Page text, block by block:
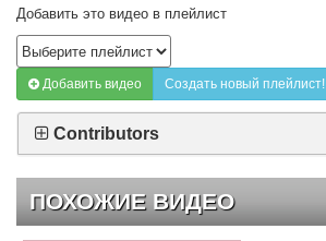
Добавить это видео в плейлист
Добавить видео Создать новый плейлист!
Contributors
ПОХОЖИЕ ВИДЕО